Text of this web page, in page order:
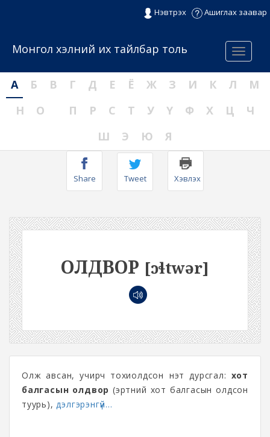
Нэвтрэх Ашиглах заавар
Menu
Монгол хэлний их тайлбар толь
А Б В Г Д Е Ё Ж З И К Л
М
Н
О П Р С Т У Ү Ф Х Ц
Ч
Ш
Э Ю Я
Share Tweet Хэвлэх
ОЛДВОР [ɔɬtwər]
Олж авсан, учирч тохиолдсон үнэт дурсгал: хот
балгасын олдвор (эртний хот балгасын олдсон
туурь),дэлгэрэнгүй...